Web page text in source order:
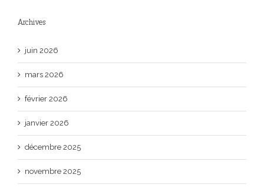
Archives
juin 2026
mars 2026
février 2026
janvier 2026
décembre 2025
novembre 2025